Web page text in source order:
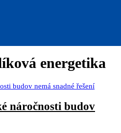
energetika
náročnosti budov